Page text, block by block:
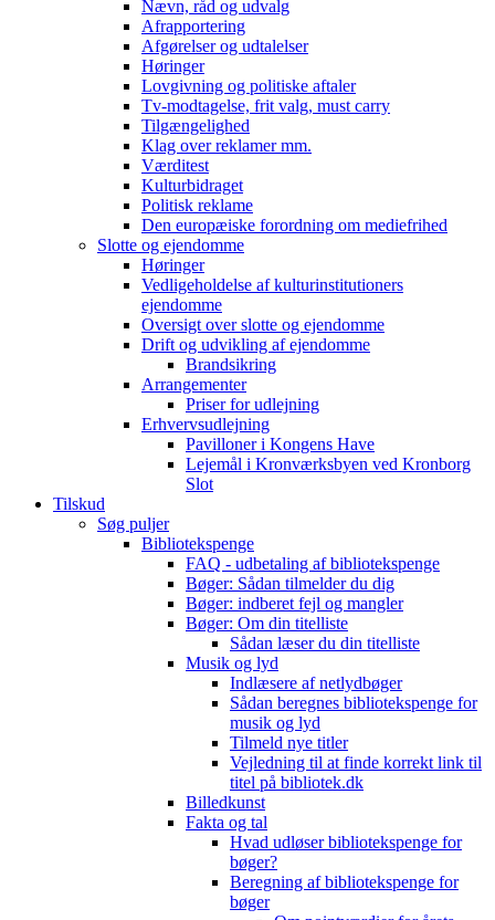
Nævn, råd og udvalg
Afrapportering
Afgørelser og udtalelser
Høringer
Lovgivning og politiske aftaler
Tv-modtagelse, frit valg, must carry
Tilgængelighed
Klag over reklamer mm.
Værditest
Kulturbidraget
Politisk reklame
Den europæiske forordning om mediefrihed
Slotte og ejendomme
Høringer
Vedligeholdelse af kulturinstitutioners
ejendomme
Oversigt over slotte og ejendomme
Drift og udvikling af ejendomme
Brandsikring
Arrangementer
Priser for udlejning
Erhvervsudlejning
Pavilloner i Kongens Have
Lejemål i Kronværksbyen ved Kronborg
Slot
Tilskud
Søg puljer
Bibliotekspenge
FAQ - udbetaling af bibliotekspenge
Bøger: Sådan tilmelder du dig
Bøger: indberet fejl og mangler
Bøger: Om din titelliste
Sådan læser du din titelliste
Musik og lyd
Indlæsere af netlydbøger
Sådan beregnes bibliotekspenge for
musik og lyd
Tilmeld nye titler
Vejledning til at finde korrekt link til
titel på bibliotek.dk
Billedkunst
Fakta og tal
Hvad udløser bibliotekspenge for
bøger?
Beregning af bibliotekspenge for
bøger